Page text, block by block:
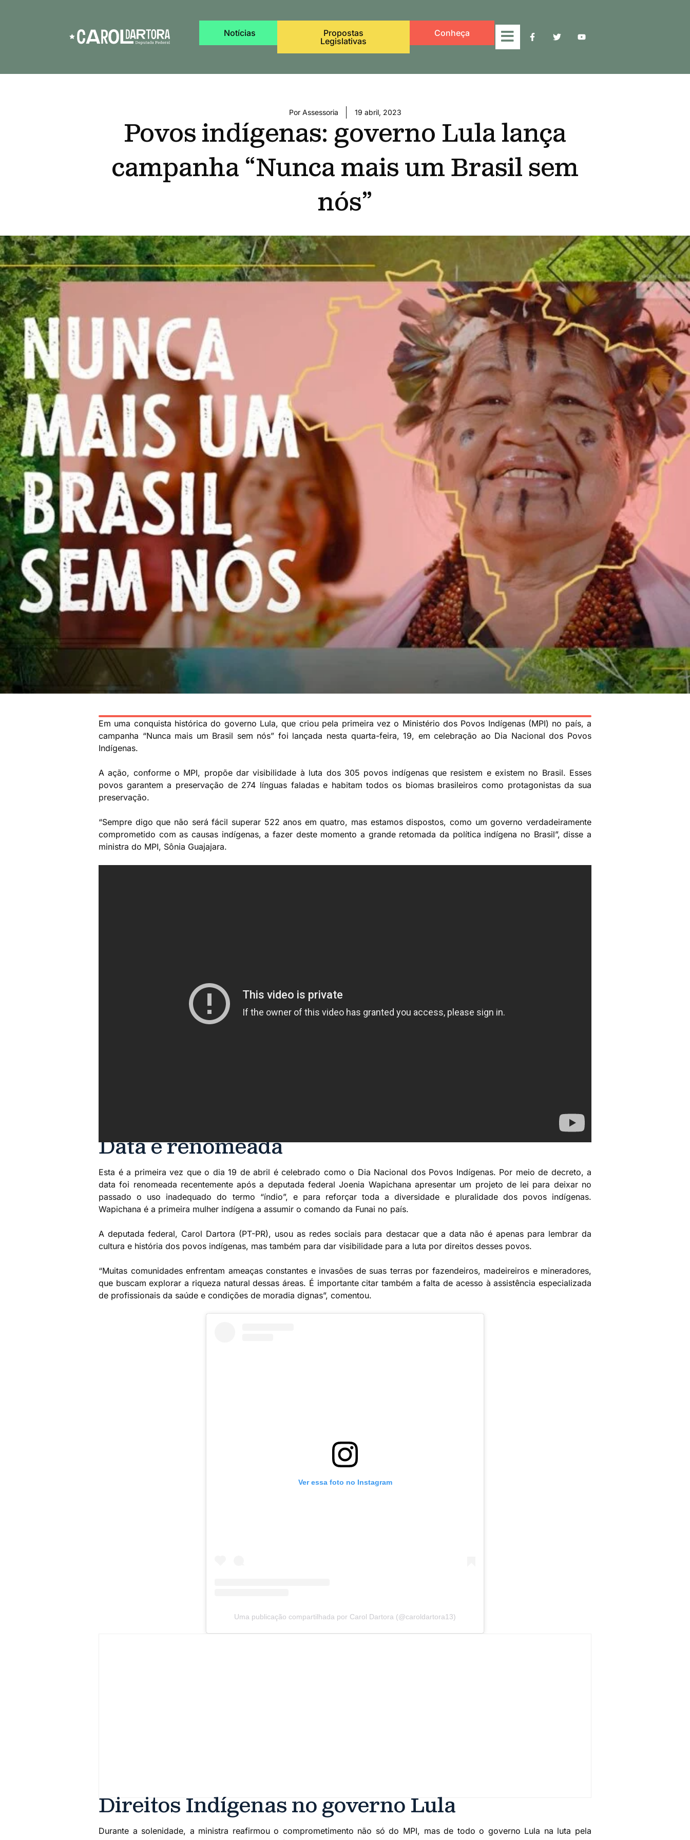
Notícias
Propostas
Legislativas
Conheça
PorAssessoria 19 abril, 2023
Povos indígenas: governo Lula lança
campanha “Nunca mais um Brasil sem
nós”
Em uma conquista histórica do governo Lula, que criou pela primeira vez o Ministério dos Povos Indígenas (MPI) no país, a
campanha “Nunca mais um Brasil sem nós” foi lançada nesta quarta-feira, 19, em celebração ao Dia Nacional dos Povos
Indígenas.
A ação, conforme o MPI, propõe dar visibilidade à luta dos 305 povos indígenas que resistem e existem no Brasil. Esses
povos garantem a preservação de 274 línguas faladas e habitam todos os biomas brasileiros como protagonistas da sua
preservação.
“Sempre digo que não será fácil superar 522 anos em quatro, mas estamos dispostos, como um governo verdadeiramente
comprometido com as causas indígenas, a fazer deste momento a grande retomada da política indígena no Brasil”, disse a
ministra do MPI, Sônia Guajajara.
Data é renomeada
Esta é a primeira vez que o dia 19 de abril é celebrado como o Dia Nacional dos Povos Indígenas. Por meio de decreto, a
data foi renomeada recentemente após a deputada federal Joenia Wapichana apresentar um projeto de lei para deixar no
passado o uso inadequado do termo “índio”, e para reforçar toda a diversidade e pluralidade dos povos indígenas.
Wapichana é a primeira mulher indígena a assumir o comando da Funai no país.
A deputada federal, Carol Dartora (PT-PR), usou as redes sociais para destacar que a data não é apenas para lembrar da
cultura e história dos povos indígenas, mas também para dar visibilidade para a luta por direitos desses povos.
“Muitas comunidades enfrentam ameaças constantes e invasões de suas terras por fazendeiros, madeireiros e mineradores,
que buscam explorar a riqueza natural dessas áreas. É importante citar também a falta de acesso à assistência especializada
de profissionais da saúde e condições de moradia dignas”, comentou.
Ver essa foto no Instagram
Uma publicação compartilhada por Carol Dartora (@caroldartora13)
Direitos Indígenas no governo Lula
Durante a solenidade, a ministra reafirmou o comprometimento não só do MPI, mas de todo o governo Lula na luta pela